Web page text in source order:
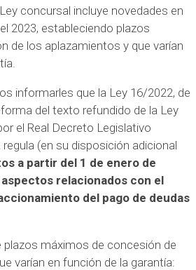
concursal incluye novedades en
2023, estableciendo plazos
de los aplazamientos y que varían
informarles que la Ley 16/2022, de
del texto refundido de la Ley
el Real Decreto Legislativo
(en su disposición adicional
a partir del 1 de enero de
relacionados con el
del pago de deudas
plazos máximos de concesión de
varían en función de la garantía: